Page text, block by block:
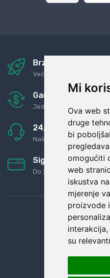
Mi
Ova web
druge
bi
omogućiti
web
iskustva
mjerenje
proizvode
interakcija,
su
Brza i sigurna
Već za nekoliko dana kod
Garancija u povrat
Jednostavno pravilo:
24/7 odlična
Naši agenti uvijek na
Sigurno obročno
Do 24 rata bez kamata